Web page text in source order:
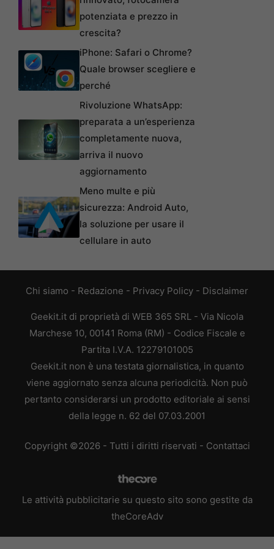
potenziata e prezzo in
crescita?
iPhone: Safari o Chrome?
Quale browser scegliere e
perché
Rivoluzione WhatsApp:
preparata a un’esperienza
completamente nuova,
arriva il nuovo
aggiornamento
Meno multe e più
sicurezza: Android Auto,
la soluzione per usare il
cellulare in auto
Chi siamo - Redazione - Privacy Policy - Disclaimer
Geekit.it di proprietà di WEB 365 SRL - Via Nicola
Marchese 10, 00141 Roma (RM) - Codice Fiscale e
Partita I.V.A. 12279101005
Geekit.it non è una testata giornalistica, in quanto
viene aggiornato senza alcuna periodicità. Non può
pertanto considerarsi un prodotto editoriale ai sensi
della legge n. 62 del 07.03.2001
Copyright ©2026 - Tutti i diritti riservati - Contattaci
Le attività pubblicitarie su questo sito sono gestite da
theCoreAdv